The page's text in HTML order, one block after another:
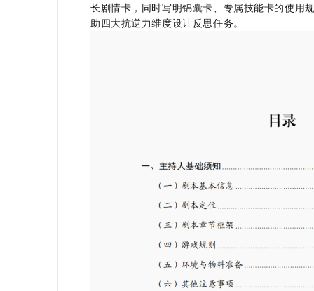
长剧情卡，同时写明锦囊卡、专属技能卡的使用
助四大抗逆力维度设计反思任务。